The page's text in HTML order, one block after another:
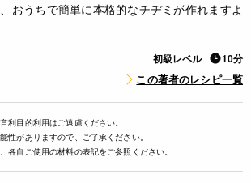
おうちで簡単に本格的なチヂミが作れますよ
初級レベル 10分
この著者のレシピ一覧
利目的利用はご遠慮ください。
性がありますので、ご了承ください。
各自ご使用の材料の表記をご参照ください。